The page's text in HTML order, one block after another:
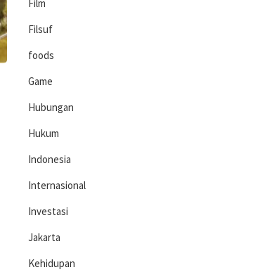
Film
Filsuf
foods
Game
Hubungan
Hukum
Indonesia
Internasional
Investasi
Jakarta
Kehidupan